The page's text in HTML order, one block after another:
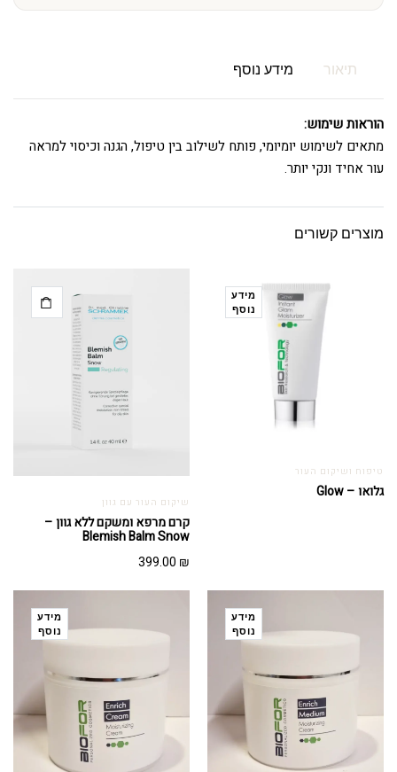
תיאור מידע נוסף
הוראות שימוש:
מתאים לשימוש יומיומי, פותח לשילוב בין טיפול, הגנה וכיסוי למראה
עור אחיד ונקי יותר.
מוצרים קשורים
מידע
נוסף
טיפוח ושיקום העור
גלואו – Glow
שיקום העור עם גוון
קרם מרפא ומשקם ללא גוון –
Blemish Balm Snow
399.00 ₪
מידע
נוסף
מידע
נוסף